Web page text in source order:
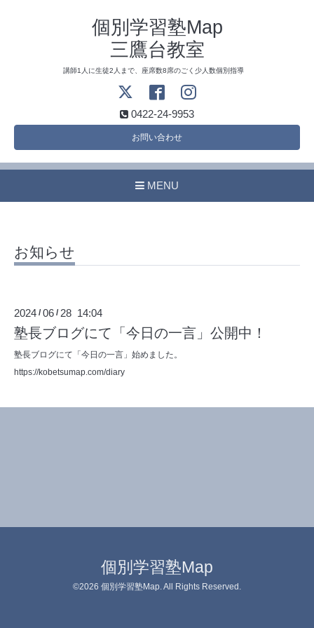
個別学習塾Map
三鷹台教室
講師1人に生徒2人まで、座席数8席のごく少人数個別指導
0422-24-9953
お問い合わせ
MENU
お知らせ
2024 /06 / 28 14:04
塾長ブログにて「今日の一言」公開中！
塾長ブログにて「今日の一言」始めました。
https://kobetsumap.com/diary
個別学習塾Map
©2026 個別学習塾Map . All Rights Reserved.